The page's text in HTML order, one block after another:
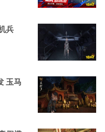
兵
玉马